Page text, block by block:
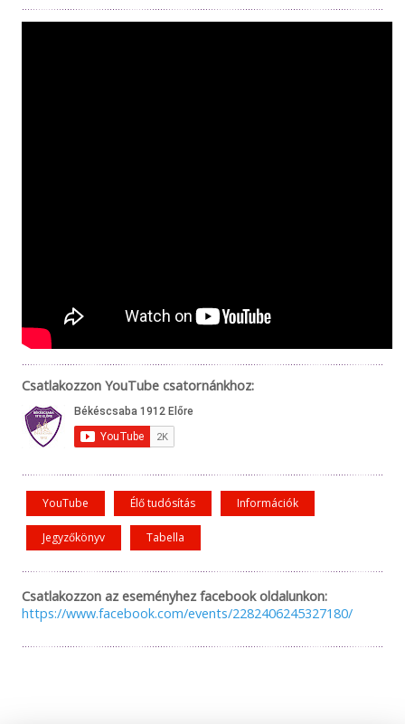
Csatlakozzon YouTube csatornánkhoz:
YouTube Élő tudósítás Információk
Jegyzőkönyv Tabella
Csatlakozzon az eseményhez facebook oldalunkon:
https://www.facebook.com/events/2282406245327180/